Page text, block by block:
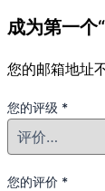
成为第一
您的邮箱地址
您的评级 *
您的评价 *